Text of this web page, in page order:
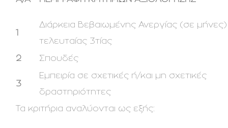
1
Διάρκεια Βεβαιωμένης Ανεργίας (σε
τελευταίας 3τίας
2
Σπουδές
3
Εμπειρία σε σχετικές ή/και μη σχετικές
δραστηριότητες
Τα κριτήρια αναλύονται ως εξής: